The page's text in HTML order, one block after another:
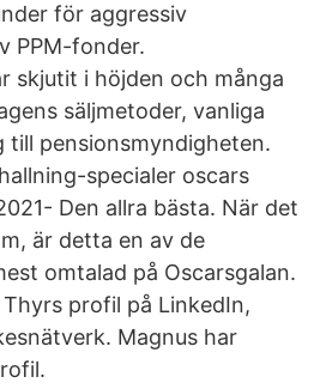
för aggressiv
PPM-fonder.
skjutit i höjden och många
säljmetoder, vanliga
till pensionsmyndigheten.
specialer oscars
Den allra bästa. När det
är detta en av de
omtalad på Oscarsgalan.
profil på LinkedIn,
Magnus har